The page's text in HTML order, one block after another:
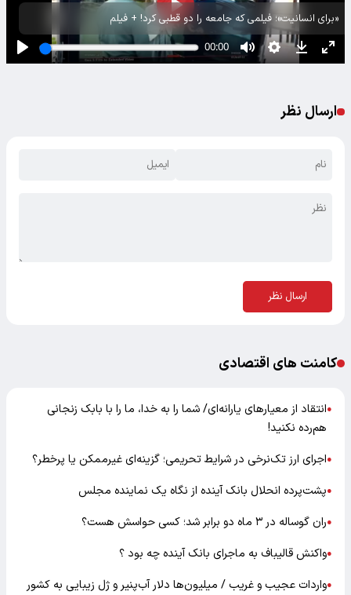
«برای انسانیت»؛ فیلمی که جامعه را دو قطبی کرد! + فیلم
ارسال نظر
ارسال نظر
کامنت های اقتصادی
●انتقاد از معیارهای یارانه‌ای/ شما را به خدا، ما را با بابک زنجانی
هم‌رده نکنید!
●اجرای ارز تک‌نرخی در شرایط تحریمی؛ گزینه‌ای غیرممکن یا پرخطر؟
●پشت‌پرده انحلال بانک آینده از نگاه یک نماینده مجلس
●ران گوساله در ۳ ماه دو برابر شد؛ کسی حواسش هست؟
●واکنش قالیباف به ماجرای بانک آینده چه بود ؟
●واردات عجیب و غریب / میلیون‌ها دلار آب‌پنیر و ژل زیبایی به کشور